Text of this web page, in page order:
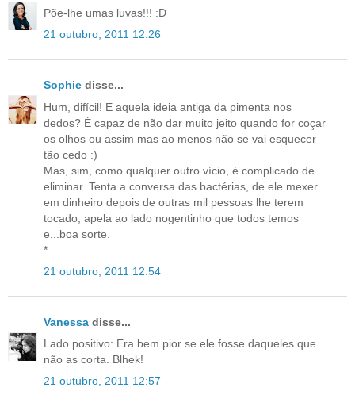
Põe-lhe umas luvas!!! :D
21 outubro, 2011 12:26
Sophie disse...
Hum, difícil! E aquela ideia antiga da pimenta nos
dedos? É capaz de não dar muito jeito quando for coçar
os olhos ou assim mas ao menos não se vai esquecer
tão cedo :)
Mas, sim, como qualquer outro vício, é complicado de
eliminar. Tenta a conversa das bactérias, de ele mexer
em dinheiro depois de outras mil pessoas lhe terem
tocado, apela ao lado nogentinho que todos temos
e...boa sorte.
*
21 outubro, 2011 12:54
Vanessa disse...
Lado positivo: Era bem pior se ele fosse daqueles que
não as corta. Blhek!
21 outubro, 2011 12:57